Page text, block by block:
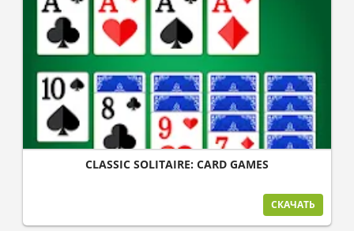
CLASSIC SOLITAIRE: CARD GAMES
СКАЧАТЬ